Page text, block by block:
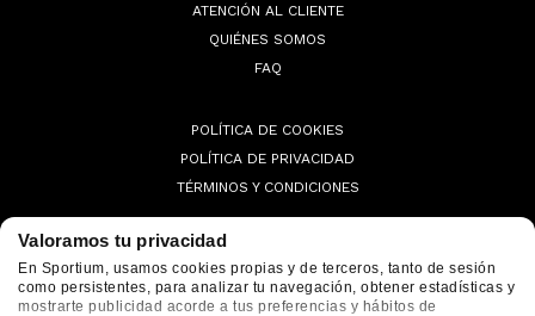
Valoramos tu privacidad
En Sportium, usamos cookies propias y de terceros, tanto de sesión
como persistentes, para analizar tu navegación, obtener estadísticas y
mostrarte publicidad acorde a tus preferencias y hábitos de
ATENCIÓN AL CLIENTE
QUIÉNES SOMOS
FAQ
POLÍTICA DE COOKIES
POLÍTICA DE PRIVACIDAD
TÉRMINOS Y CONDICIONES
© 2026 Sportium. All Rights Reserved.